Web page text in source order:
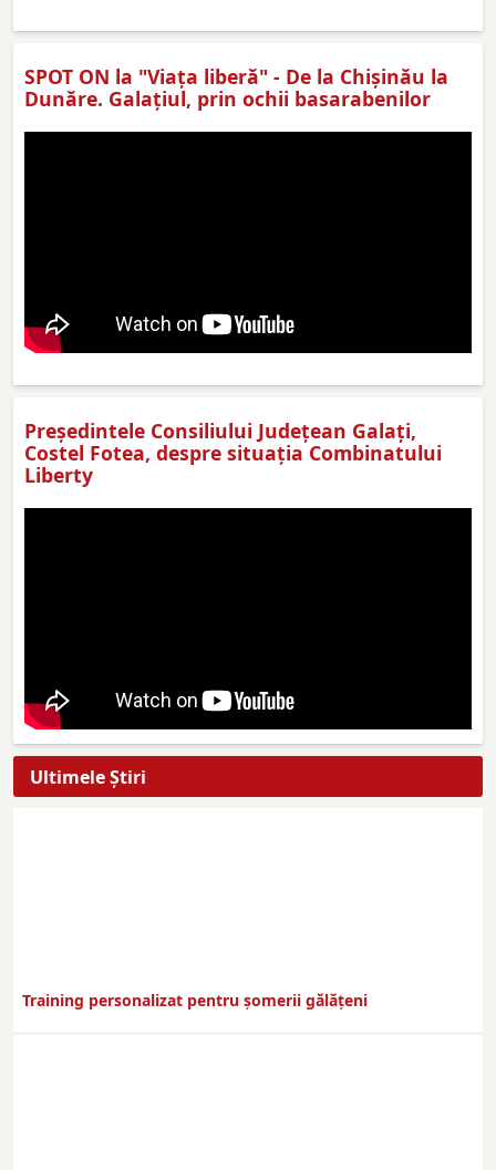
SPOT ON la "Viaţa liberă" - De la Chișinău la
Dunăre. Galațiul, prin ochii basarabenilor
Preşedintele Consiliului Judeţean Galaţi,
Costel Fotea, despre situaţia Combinatului
Liberty
Ultimele Ştiri
Training personalizat pentru șomerii gălățeni